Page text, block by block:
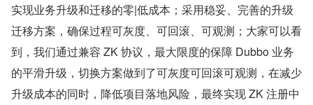
实现业务升级和迁移的零|低成本；采用稳妥、完善的升级
迁移方案，确保过程可灰度、可回滚、可观测；大家可以看
到，我们通过兼容 ZK 协议，最大限度的保障 Dubbo 业务
的平滑升级，切换方案做到了可灰度可回滚可观测，在减少
升级成本的同时，降低项目落地风险，最终实现 ZK 注册中